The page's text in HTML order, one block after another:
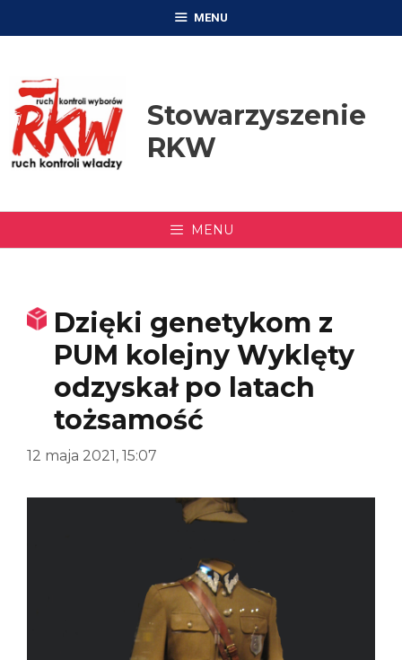
MENU
Stowarzyszenie
RKW
MENU
Dzięki genetykom z
PUM kolejny Wyklęty
odzyskał po latach
tożsamość
12 maja 2021, 15:07